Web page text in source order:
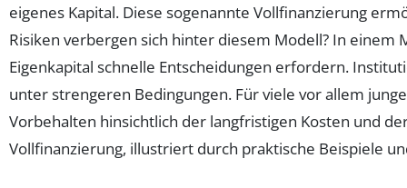
eigenes Kapital. Diese sogenannte Vollfinanzierung
Risiken verbergen sich hinter diesem Modell? In
Eigenkapital schnelle Entscheidungen erfordern.
unter strengeren Bedingungen. Für viele vor allem
Vorbehalten hinsichtlich der langfristigen Kosten und
Vollfinanzierung, illustriert durch praktische Beispiele